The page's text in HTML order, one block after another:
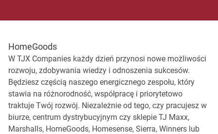
HomeGoods
W TJX Companies każdy dzień przynosi nowe możliwości
rozwoju, zdobywania wiedzy i odnoszenia sukcesów.
Będziesz częścią naszego energicznego zespołu, który
stawia na różnorodność, współpracę i priorytetowo
traktuje Twój rozwój. Niezależnie od tego, czy pracujesz w
biurze, centrum dystrybucyjnym czy sklepie TJ Maxx,
Marshalls, HomeGoods, Homesense, Sierra, Winners lub